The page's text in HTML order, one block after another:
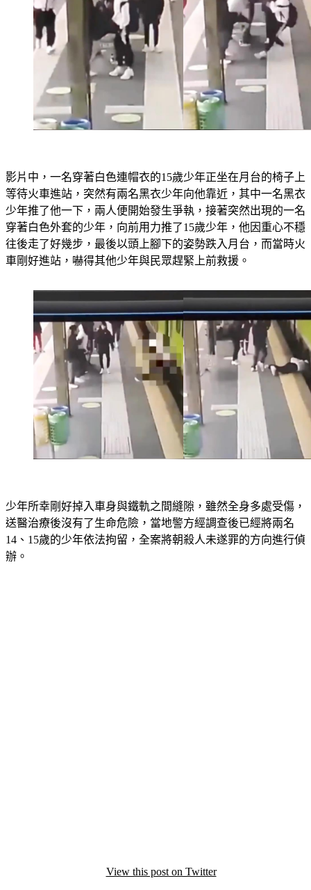
影片中，一名穿著白色連帽衣的15歲少年正坐在月台的椅子上
等待火車進站，突然有兩名黑衣少年向他靠近，其中一名黑衣
少年推了他一下，兩人便開始發生爭執，接著突然出現的一名
穿著白色外套的少年，向前用力推了15歲少年，他因重心不穩
往後走了好幾步，最後以頭上腳下的姿勢跌入月台，而當時火
車剛好進站，嚇得其他少年與民眾趕緊上前救援。
少年所幸剛好掉入車身與鐵軌之間縫隙，雖然全身多處受傷，
送醫治療後沒有了生命危險，當地警方經調查後已經將兩名
14、15歲的少年依法拘留，全案將朝殺人未遂罪的方向進行偵
辦。
View this post on Twitter